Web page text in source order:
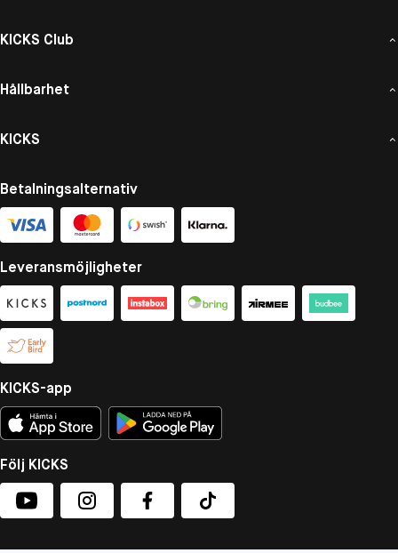
KICKS Club
Hållbarhet
KICKS
Betalningsalternativ
Leveransmöjligheter
KICKS-app
Följ KICKS